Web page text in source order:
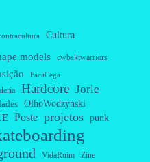
Cultura
models cwbsktwarriors
FacaCega
Hardcore Jorle
OlhoWodzynski
Poste projetos punk
VidaRuim Zine